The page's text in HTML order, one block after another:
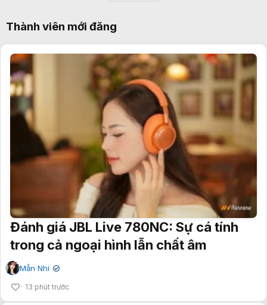
Thành viên mới đăng
Đánh giá JBL Live 780NC: Sự cá tính
trong cả ngoại hình lẫn chất âm
Mẫn Nhi ✔
13 phút trước